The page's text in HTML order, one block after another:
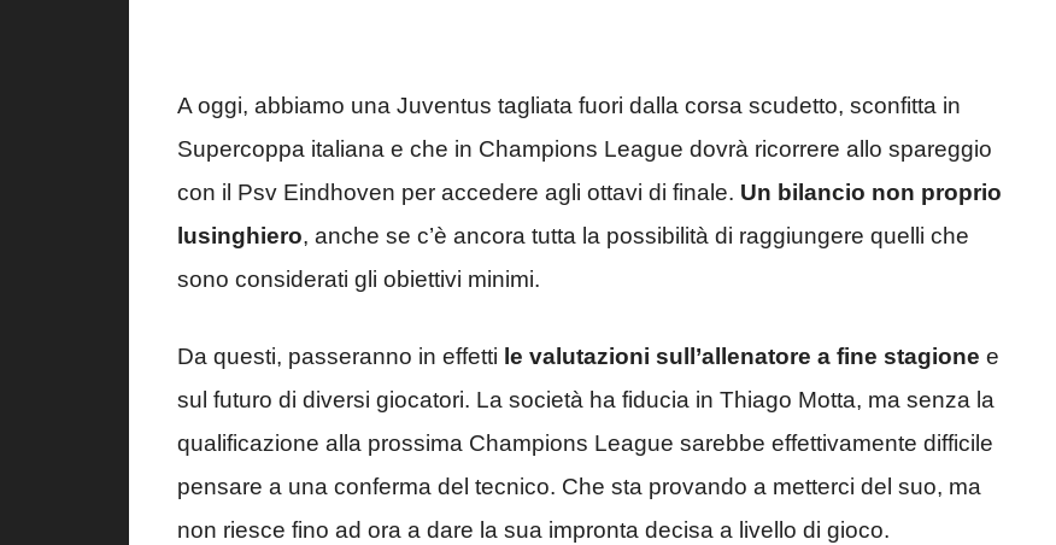
A oggi, abbiamo una Juventus tagliata fuori dalla corsa scudetto, sconfitta in
Supercoppa italiana e che in Champions League dovrà ricorrere allo spareggio
con il Psv Eindhoven per accedere agli ottavi di finale. Un bilancio non proprio
lusinghiero, anche se c’è ancora tutta la possibilità di raggiungere quelli che
sono considerati gli obiettivi minimi.
Da questi, passeranno in effetti le valutazioni sull’allenatore a fine stagione e
sul futuro di diversi giocatori. La società ha fiducia in Thiago Motta, ma senza la
qualificazione alla prossima Champions League sarebbe effettivamente difficile
pensare a una conferma del tecnico. Che sta provando a metterci del suo, ma
non riesce fino ad ora a dare la sua impronta decisa a livello di gioco.